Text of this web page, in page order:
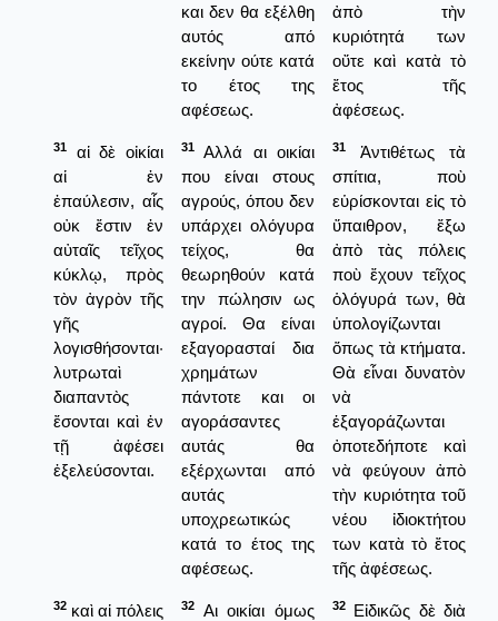
και δεν θα εξέλθη
αυτός από
εκείνην ούτε κατά
το έτος της
αφέσεως.
ἀπὸ τὴν
κυριότητά των
οὔτε καὶ κατὰ τὸ
ἔτος τῆς
ἀφέσεως.
31
αἱ δὲ οἰκίαι
αἱ ἐν
ἐπαύλεσιν, αἷς
οὐκ ἔστιν ἐν
αὐταῖς τεῖχος
κύκλῳ, πρὸς
τὸν ἀγρὸν τῆς
γῆς
λογισθήσονται·
λυτρωταὶ
διαπαντὸς
ἔσονται καὶ ἐν
τῇ ἀφέσει
ἐξελεύσονται.
31
Αλλά αι οικίαι
που είναι στους
αγρούς, όπου δεν
υπάρχει ολόγυρα
τείχος, θα
θεωρηθούν κατά
την πώλησιν ως
αγροί. Θα είναι
εξαγορασταί δια
χρημάτων
πάντοτε και οι
αγοράσαντες
αυτάς θα
εξέρχωνται από
αυτάς
υποχρεωτικώς
κατά το έτος της
αφέσεως.
31
Ἀντιθέτως τὰ
σπίτια, ποὺ
εὑρίσκονται εἰς τὸ
ὕπαιθρον, ἔξω
ἀπὸ τὰς πόλεις
ποὺ ἔχουν τεῖχος
ὁλόγυρά των, θὰ
ὑπολογίζωνται
ὅπως τὰ κτήματα.
Θὰ εἶναι δυνατὸν
νὰ
ἑξαγοράζωνται
ὀποτεδήποτε καὶ
νὰ φεύγουν ἀπὸ
τὴν κυριότητα τοῦ
νέου ἰδιοκτήτου
των κατὰ τὸ ἔτος
τῆς ἀφέσεως.
32 καὶ αἱ πόλεις
32
Αι οικίαι όμως
32
Εἰδικῶς δὲ διὰ